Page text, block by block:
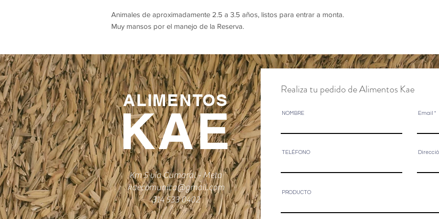
Animales de aproximadamente 2.5 a 3.5 años, listos para entrar a monta.
Muy mansos por el manejo de la Reserva.
ALIMENTOS
KAE
Km 5 vía Cumaral - Meta
kaecomunica@gmail.com
314 533 0402
Realiza tu pedido de Alimentos Kae
NOMBRE Email
TELÉFONO
PRODUCTO